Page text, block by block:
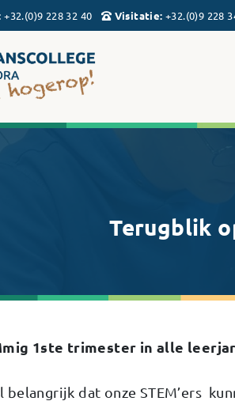
+32.(0)9 228 32 40 Visitatie: +32.(0)9 228
Terugblik
1ste trimester in alle
belangrijk dat onze STEM’ers